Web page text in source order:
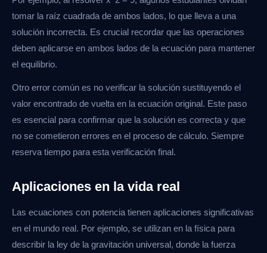
tomar la raíz cuadrada de ambos lados, lo que lleva a una
solución incorrecta. Es crucial recordar que las operaciones
deben aplicarse en ambos lados de la ecuación para mantener
el equilibrio.
Otro error común es no verificar la solución sustituyendo el
valor encontrado de vuelta en la ecuación original. Este paso
es esencial para confirmar que la solución es correcta y que
no se cometieron errores en el proceso de cálculo. Siempre
reserva tiempo para esta verificación final.
Aplicaciones en la vida real
Las ecuaciones con potencia tienen aplicaciones significativas
en el mundo real. Por ejemplo, se utilizan en la física para
describir la ley de la gravitación universal, donde la fuerza